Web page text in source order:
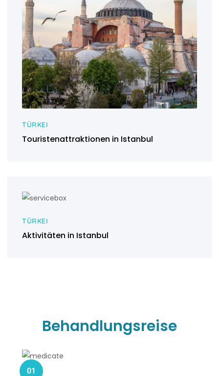
TÜRKEI
Touristenattraktionen in Istanbul
TÜRKEI
Aktivitäten in Istanbul
Behandlungsreise
01